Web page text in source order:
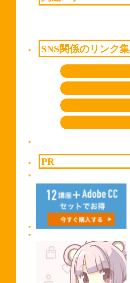
SNS関係のリンク集
PR